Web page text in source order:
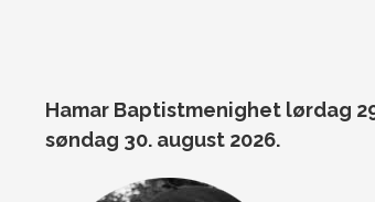
Hamar Baptistmenighet lørdag
søndag 30. august 2026.